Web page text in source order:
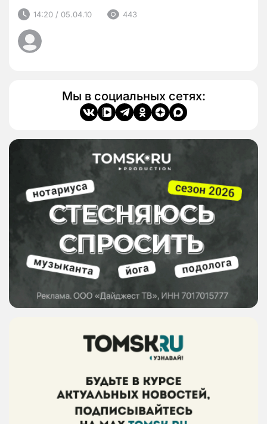
14:20 / 05.04.10 443
Мы в социальных сетях: